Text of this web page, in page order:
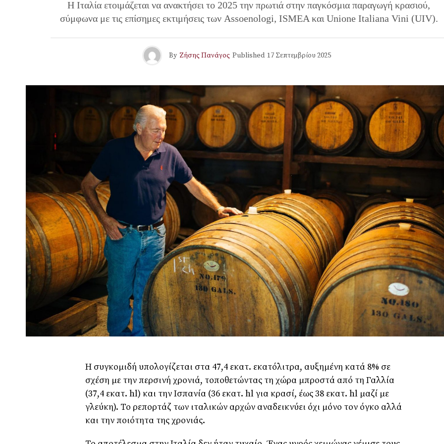
Η Ιταλία ετοιμάζεται να ανακτήσει το 2025 την πρωτιά στην παγκόσμια παραγωγή κρασιού,
σύμφωνα με τις επίσημες εκτιμήσεις των Assoenologi, ISMEA και Unione Italiana Vini (UIV).
By Ζήσης Πανάγος Published 17 Σεπτεμβρίου 2025
Η συγκομιδή υπολογίζεται στα 47,4 εκατ. εκατόλιτρα, αυξημένη κατά 8% σε
σχέση με την περσινή χρονιά, τοποθετώντας τη χώρα μπροστά από τη Γαλλία
(37,4 εκατ. hl) και την Ισπανία (36 εκατ. hl για κρασί, έως 38 εκατ. hl μαζί με
γλεύκη). Το ρεπορτάζ των ιταλικών αρχών αναδεικνύει όχι μόνο τον όγκο αλλά
και την ποιότητα της χρονιάς.